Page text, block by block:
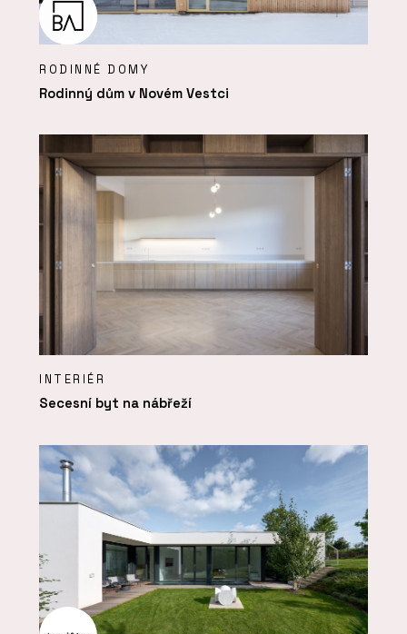
RODINNÉ DOMY
Rodinný dům v Novém Vestci
INTERIÉR
Secesní byt na nábřeží